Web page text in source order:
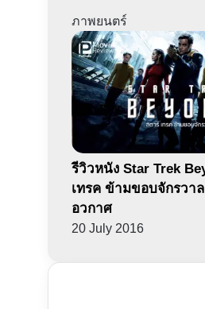
ภาพยนตร์
รีวิวหนัง Star Trek
เทรค ข้ามขอบจักรวา
อวกาศ
20 July 2016